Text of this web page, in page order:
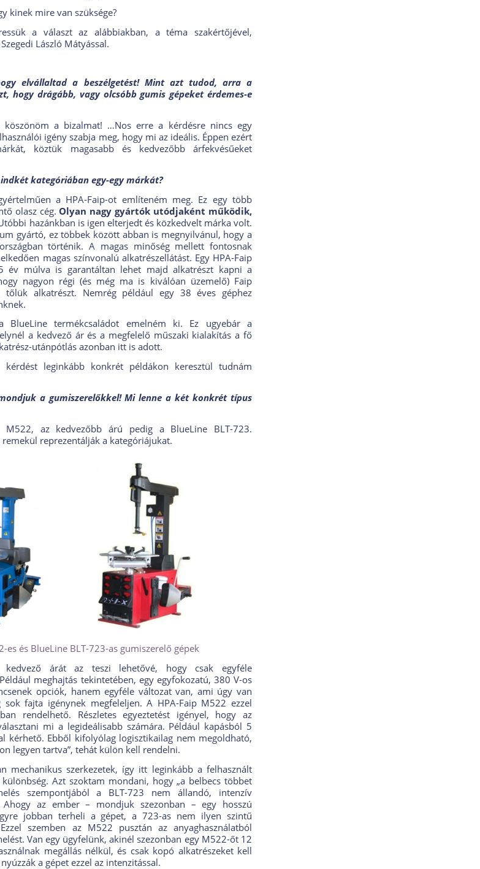
kinek mire van szüksége?
a választ az alábbiakban, a téma szakértőjével,
László Mátyással.
elvállaltad a beszélgetést! Mint azt tudod, arra a
hogy drágább, vagy olcsóbb gumis gépeket érdemes-e
köszönöm a bizalmat! …Nos erre a kérdésre nincs egy
igény szabja meg, hogy mi az ideális. Éppen ezért
köztük magasabb és kedvezőbb árfekvésűeket
kategóriában egy-egy márkát?
a HPA-Faip-ot említeném meg. Ez egy több
olasz cég. Olyan nagy gyártók utódjaként működik,
hazánkban is igen elterjedt és közkedvelt márka volt.
gyártó, ez többek között abban is megnyilvánul, hogy a
történik. A magas minőség mellett fontosnak
magas színvonalú alkatrészellátást. Egy HPA-Faip
év múlva is garantáltan lehet majd alkatrészt kapni a
nagyon régi (és még ma is kiválóan üzemelő) Faip
tőlük alkatrészt. Nemrég például egy 38 éves géphez
BlueLine termékcsaládot emelném ki. Ez ugyebár a
a kedvező ár és a megfelelő műszaki kialakítás a fő
utánpótlás azonban itt is adott.
kérdést leginkább konkrét példákon keresztül tudnám
a gumiszerelőkkel! Mi lenne a két konkrét típus
M522, az kedvezőbb árú pedig a BlueLine BLT-723.
reprezentálják a kategóriájukat.
es és BlueLine BLT-723-as gumiszerelő gépek
árát az teszi lehetővé, hogy csak egyféle
meghajtás tekintetében, egy egyfokozatú, 380 V-os
opciók, hanem egyféle változat van, ami úgy van
sok fajta igénynek megfeleljen. A HPA-Faip M522 ezzel
rendelhető. Részletes egyeztetést igényel, hogy az
mi a legideálisabb számára. Például kapásból 5
kérhető. Ebből kifolyólag logisztikailag nem megoldható,
legyen tartva”, tehát külön kell rendelni.
mechanikus szerkezetek, így itt leginkább a felhasznált
Azt szoktam mondani, hogy „a belbecs többet
szempontjából a BLT-723 nem állandó, intenzív
Ahogy az ember – mondjuk szezonban – egy hosszú
jobban terheli a gépet, a 723-as nem ilyen szintű
szemben az M522 pusztán az anyaghasználatból
Van egy ügyfelünk, akinél szezonban egy M522-őt 12
megállás nélkül, és csak kopó alkatrészeket kell
a gépet ezzel az intenzitással.